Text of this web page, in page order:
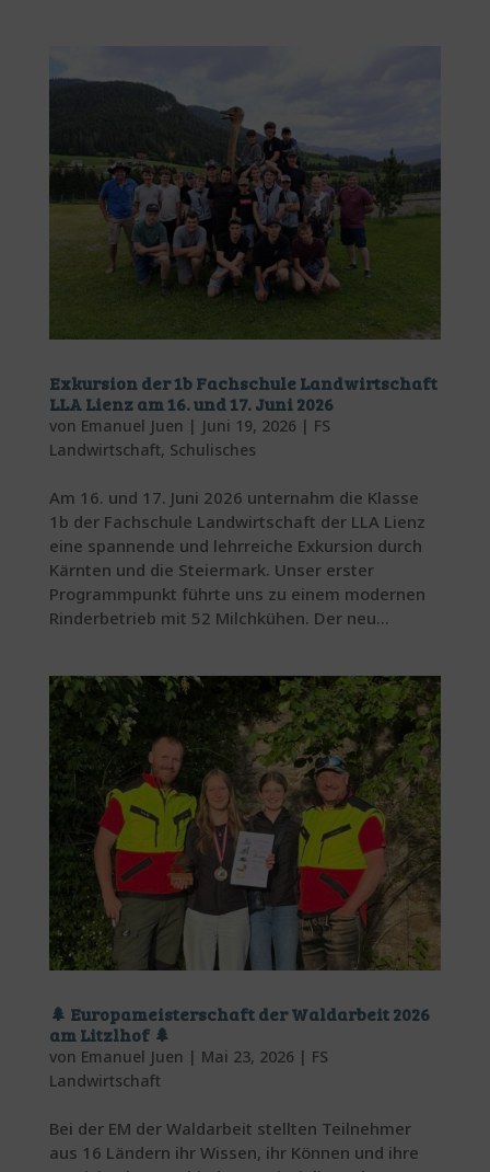
Exkursion der 1b Fachschule Landwirtschaft
LLA Lienz am 16. und 17. Juni 2026
von Emanuel Juen | Juni 19, 2026 | FS
Landwirtschaft, Schulisches
Am 16. und 17. Juni 2026 unternahm die Klasse
1b der Fachschule Landwirtschaft der LLA Lienz
eine spannende und lehrreiche Exkursion durch
Kärnten und die Steiermark. Unser erster
Programmpunkt führte uns zu einem modernen
Rinderbetrieb mit 52 Milchkühen. Der neu...
🌲 Europameisterschaft der Waldarbeit 2026
am Litzlhof 🌲
von Emanuel Juen | Mai 23, 2026 | FS
Landwirtschaft
Bei der EM der Waldarbeit stellten Teilnehmer
aus 16 Ländern ihr Wissen, ihr Können und ihre